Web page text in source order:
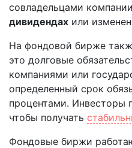
совладельцами
дивидендах или
На фондовой бирже
это долговые
компаниями или
определенный срок
процентами. Инвесторы
чтобы получать
Фондовые биржи